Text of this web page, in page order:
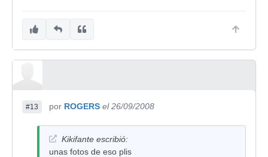
#13 por ROGERS el 26/09/2008
Kikifante escribió:
unas fotos de eso plis